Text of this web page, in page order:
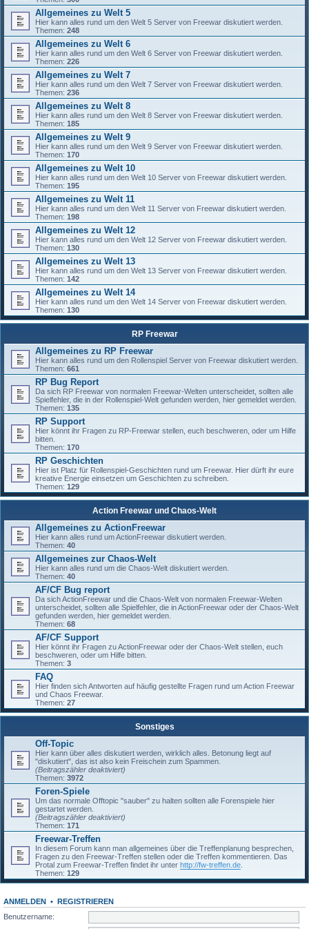
Allgemeines zu Welt 5
Hier kann alles rund um den Welt 5 Server von Freewar diskutiert werden.
Themen: 248
Allgemeines zu Welt 6
Hier kann alles rund um den Welt 6 Server von Freewar diskutiert werden.
Themen: 226
Allgemeines zu Welt 7
Hier kann alles rund um den Welt 7 Server von Freewar diskutiert werden.
Themen: 236
Allgemeines zu Welt 8
Hier kann alles rund um den Welt 8 Server von Freewar diskutiert werden.
Themen: 185
Allgemeines zu Welt 9
Hier kann alles rund um den Welt 9 Server von Freewar diskutiert werden.
Themen: 170
Allgemeines zu Welt 10
Hier kann alles rund um den Welt 10 Server von Freewar diskutiert werden.
Themen: 195
Allgemeines zu Welt 11
Hier kann alles rund um den Welt 11 Server von Freewar diskutiert werden.
Themen: 198
Allgemeines zu Welt 12
Hier kann alles rund um den Welt 12 Server von Freewar diskutiert werden.
Themen: 130
Allgemeines zu Welt 13
Hier kann alles rund um den Welt 13 Server von Freewar diskutiert werden.
Themen: 142
Allgemeines zu Welt 14
Hier kann alles rund um den Welt 14 Server von Freewar diskutiert werden.
Themen: 130
RP Freewar
Allgemeines zu RP Freewar
Hier kann alles rund um den Rollenspiel Server von Freewar diskutiert werden.
Themen: 661
RP Bug Report
Da sich RP Freewar von normalen Freewar-Welten unterscheidet, sollten alle
Spielfehler, die in der Rollenspiel-Welt gefunden werden, hier gemeldet werden.
Themen: 135
RP Support
Hier könnt ihr Fragen zu RP-Freewar stellen, euch beschweren, oder um Hilfe
bitten.
Themen: 170
RP Geschichten
Hier ist Platz für Rollenspiel-Geschichten rund um Freewar. Hier dürft ihr eure
kreative Energie einsetzen um Geschichten zu schreiben.
Themen: 129
Action Freewar und Chaos-Welt
Allgemeines zu ActionFreewar
Hier kann alles rund um ActionFreewar diskutiert werden.
Themen: 40
Allgemeines zur Chaos-Welt
Hier kann alles rund um die Chaos-Welt diskutiert werden.
Themen: 40
AF/CF Bug report
Da sich ActionFreewar und die Chaos-Welt von normalen Freewar-Welten
unterscheidet, sollten alle Spielfehler, die in ActionFreewar oder der Chaos-Welt
gefunden werden, hier gemeldet werden.
Themen: 68
AF/CF Support
Hier könnt ihr Fragen zu ActionFreewar oder der Chaos-Welt stellen, euch
beschweren, oder um Hilfe bitten.
Themen: 3
FAQ
Hier finden sich Antworten auf häufig gestellte Fragen rund um Action Freewar
und Chaos Freewar.
Themen: 27
Sonstiges
Off-Topic
Hier kann über alles diskutiert werden, wirklich alles. Betonung liegt auf
"diskutiert", das ist also kein Freischein zum Spammen.
(Beitragszähler deaktiviert)
Themen: 3972
Foren-Spiele
Um das normale Offtopic "sauber" zu halten sollten alle Forenspiele hier
gestartet werden.
(Beitragszähler deaktiviert)
Themen: 171
Freewar-Treffen
In diesem Forum kann man allgemeines über die Treffenplanung besprechen,
Fragen zu den Freewar-Treffen stellen oder die Treffen kommentieren. Das
Protal zum Freewar-Treffen findet ihr unter http://fw-treffen.de
Themen: 129
ANMELDEN • REGISTRIEREN
Benutzername: